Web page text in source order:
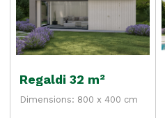
Regaldi 32 m²
Dimensions: 800 x 400 cm